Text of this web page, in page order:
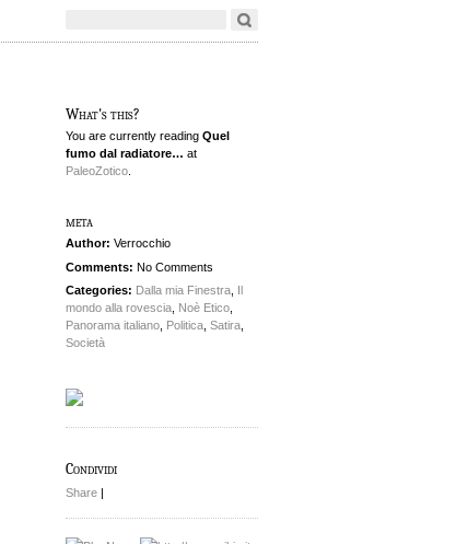
What's this?
You are currently reading Quel
fumo dal radiatore… at
PaleoZotico
meta
Author: Verrocchio
Comments: No Comments
Categories: Dalla mia Finestra
mondo alla rovescia
Noè Etico
Panorama italiano
Politica Satira
Società
Condividi
Share |